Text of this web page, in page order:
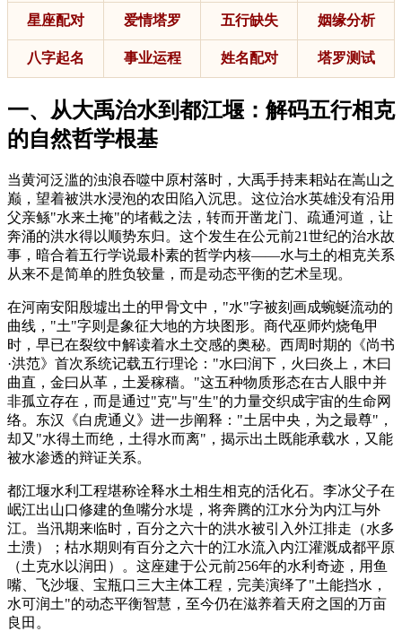
星座配对 爱情塔罗 五行缺失 姻缘分析
八字起名 事业运程 姓名配对 塔罗测试
一、从大禹治水到都江堰：解码五行相克
的自然哲学根基
当黄河泛滥的浊浪吞噬中原村落时，大禹手持耒耜站在嵩山之
巅，望着被洪水浸泡的农田陷入沉思。这位治水英雄没有沿用
父亲鲧"水来土掩"的堵截之法，转而开凿龙门、疏通河道，让
奔涌的洪水得以顺势东归。这个发生在公元前21世纪的治水故
事，暗合着五行学说最朴素的哲学内核——水与土的相克关系
从来不是简单的胜负较量，而是动态平衡的艺术呈现。
在河南安阳殷墟出土的甲骨文中，"水"字被刻画成蜿蜒流动的
曲线，"土"字则是象征大地的方块图形。商代巫师灼烧龟甲
时，早已在裂纹中解读着水土交感的奥秘。西周时期的《尚书
·洪范》首次系统记载五行理论："水曰润下，火曰炎上，木曰
曲直，金曰从革，土爰稼穑。"这五种物质形态在古人眼中并
非孤立存在，而是通过"克"与"生"的力量交织成宇宙的生命网
络。东汉《白虎通义》进一步阐释："土居中央，为之最尊"，
却又"水得土而绝，土得水而离"，揭示出土既能承载水，又能
被水渗透的辩证关系。
都江堰水利工程堪称诠释水土相生相克的活化石。李冰父子在
岷江出山口修建的鱼嘴分水堤，将奔腾的江水分为内江与外
江。当汛期来临时，百分之六十的洪水被引入外江排走（水多
土溃）；枯水期则有百分之六十的江水流入内江灌溉成都平原
（土克水以润田）。这座建于公元前256年的水利奇迹，用鱼
嘴、飞沙堰、宝瓶口三大主体工程，完美演绎了"土能挡水，
水可润土"的动态平衡智慧，至今仍在滋养着天府之国的万亩
良田。